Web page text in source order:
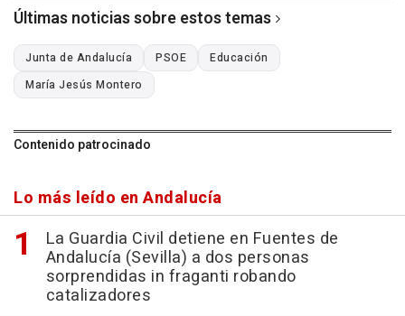
Últimas noticias sobre estos temas
Junta de Andalucía PSOE
Educación
María Jesús Montero
Contenido patrocinado
Lo más leído en Andalucía
La Guardia Civil detiene en Fuentes de
Andalucía (Sevilla) a dos personas
sorprendidas in fraganti robando
catalizadores